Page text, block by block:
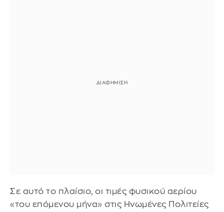
Σε αυτό το πλαίσιο, οι τιμές φυσικού αερίου
«του επόμενου μήνα» στις Ηνωμένες Πολιτείες